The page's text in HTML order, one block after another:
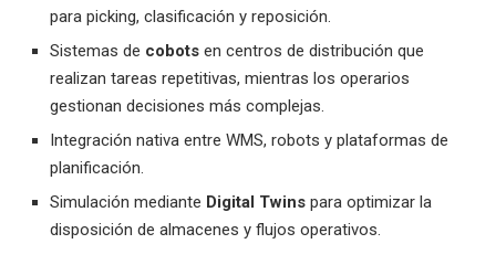
para picking, clasificación y reposición.
Sistemas de cobots en centros de distribución que
realizan tareas repetitivas, mientras los operarios
gestionan decisiones más complejas.
Integración nativa entre WMS, robots y plataformas de
planificación.
Simulación mediante Digital Twins para optimizar la
disposición de almacenes y flujos operativos.